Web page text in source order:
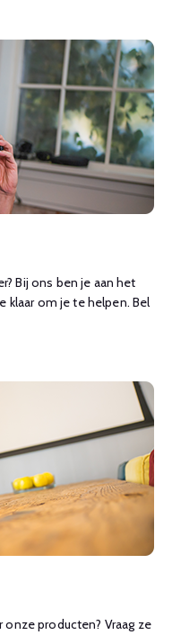
Bij ons ben je aan het
klaar om je te helpen. Bel
producten? Vraag ze